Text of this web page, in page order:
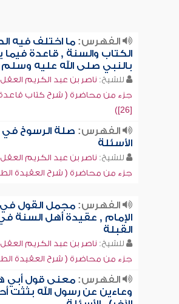
الفهرس:ما اختلف فيه
الكتاب والسنة , قاعدة فيما
بالنبي صلى الله عليه وسلم
للشيخ: ناصر بن عبد الكريم العقل
جزء من محاضرة ( شرح كتاب قاعدة
[26])
الفهرس: صلة الرسوخ في
الأسئلة
للشيخ: ناصر بن عبد الكريم العقل
جزء من محاضرة ( شرح العقيدة
الفهرس:مجمل القول في
الإمام , عقيدة أهل السنة
القبلة
للشيخ: ناصر بن عبد الكريم العقل
جزء من محاضرة ( شرح العقيدة
الفهرس:معنى قول أبي
وعاءين عن رسول الله